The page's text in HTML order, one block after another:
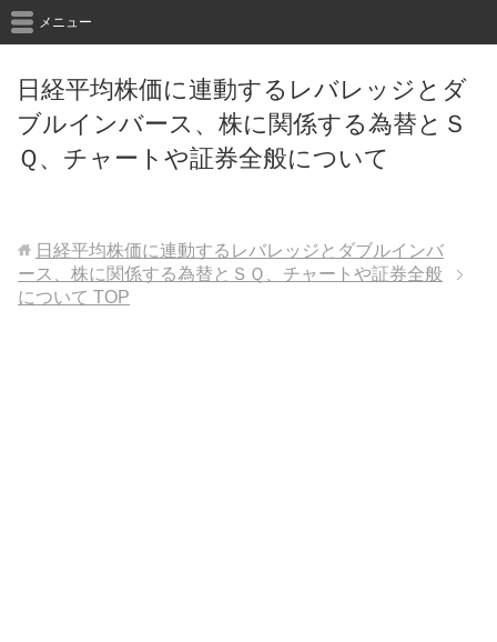
日経平均株価に連動するレバレッジとダ
ブルインバース、株に関係する為替とＳ
Ｑ、チャートや証券全般について
メニュー
日経平均株価に連動するレバレッジとダブルインバ
ース、株に関係する為替とＳＱ、チャートや証券全般
について TOP